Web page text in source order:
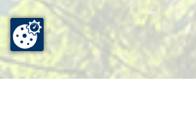
Onlinebesprechungen oder
Verfahrensbeteiligte festgelegt, Maßnahmen
Einvernehmen über die Kostenschätzung
Umsetzungskonzepte besprochen und der